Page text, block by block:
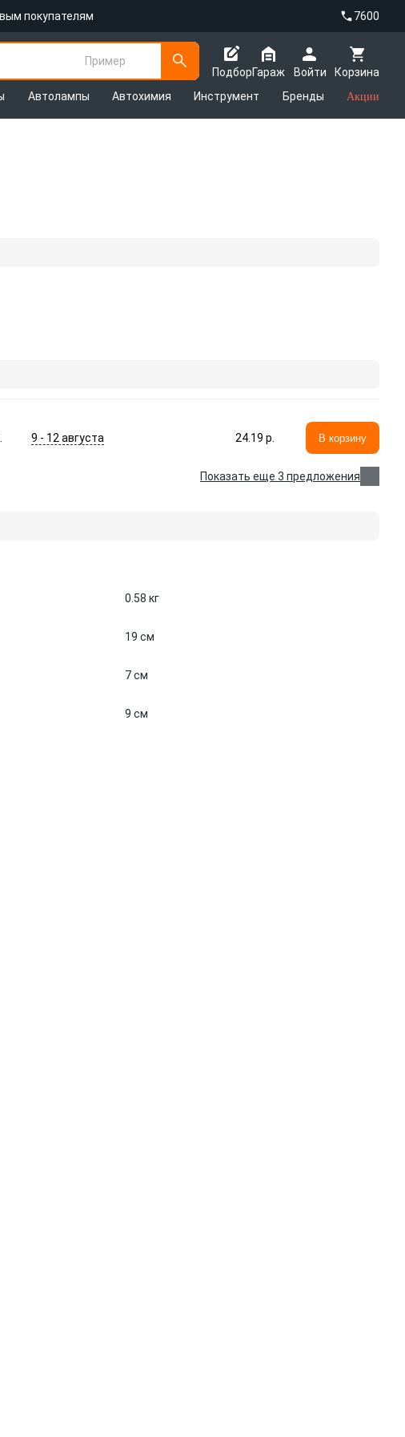
покупателям 7600
Пример
Подбор
Корзина
Гараж
Войти
Автолампы Автохимия Инструмент Бренды Акции
9 - 12 августа 24.19 p. В корзину
Показать еще 3 предложения
0.58 кг
19 см
7 см
9 см